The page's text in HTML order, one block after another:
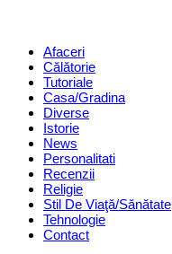
Menu Afaceri
Călătorie
Tutoriale
Casa/Gradina
Diverse
Istorie
News
Personalitati
Recenzii
Religie
Stil De Viaţă/Sănătate
Tehnologie
Contact